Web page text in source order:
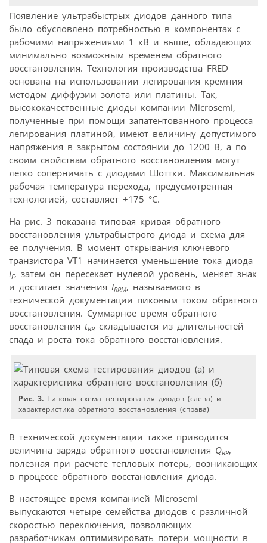
Появление ультрабыстрых диодов данного типа
было обусловлено потребностью в компонентах с
рабочими напряжениями 1 кВ и выше, обладающих
минимально возможным временем обратного
восстановления. Технология производства FRED
основана на использовании легирования кремния
методом диффузии золота или платины. Так,
высококачественные диоды компании Microsemi,
полученные при помощи запатентованного процесса
легирования платиной, имеют величину допустимого
напряжения в закрытом состоянии до 1200 В, а по
своим свойствам обратного восстановления могут
легко соперничать с диодами Шоттки. Максимальная
рабочая температура перехода, предусмотренная
технологией, составляет +175 °C.
На рис. 3 показана типовая кривая обратного
восстановления ультрабыстрого диода и схема для
ее получения. В момент открывания ключевого
транзистора VT1 начинается уменьшение тока диода
IF, затем он пересекает нулевой уровень, меняет знак
и достигает значения IRRM, называемого в
технической документации пиковым током обратного
восстановления. Суммарное время обратного
восстановления tRR складывается из длительностей
спада и роста тока обратного восстановления.
Рис. 3. Типовая схема тестирования диодов (слева) и
характеристика обратного восстановления (справа)
В технической документации также приводится
величина заряда обратного восстановления QRR,
полезная при расчете тепловых потерь, возникающих
в процессе обратного восстановления диода.
В настоящее время компанией Microsemi
выпускаются четыре семейства диодов с различной
скоростью переключения, позволяющих
разработчикам оптимизировать потери мощности в